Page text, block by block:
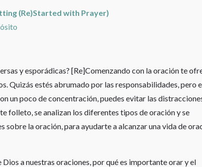
(Re)Started with Prayer)
y esporádicas? [Re]Comenzando con la oración te
Quizás estés abrumado por las responsabilidades, pero
un poco de concentración, puedes evitar las
folleto, se analizan los diferentes tipos de oración y se
sobre la oración, para ayudarte a alcanzar una vida de
a nuestras oraciones, por qué es importante orar y el